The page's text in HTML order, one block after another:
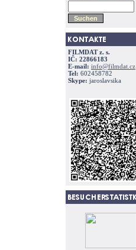
FILMDAT z. s.
IČ: 22866183
E-mail: info@filmdat.cz
Tel: 602458782
Skype: jaroslavsika